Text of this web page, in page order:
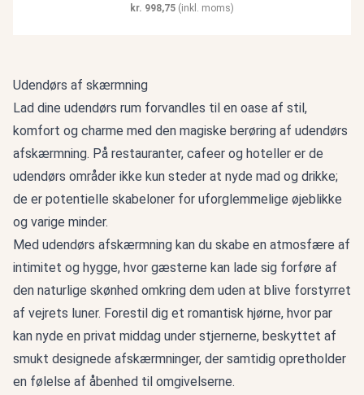
kr. 998,75 (inkl. moms)
Udendørs af skærmning
Lad dine udendørs rum forvandles til en oase af stil,
komfort og charme med den magiske berøring af udendørs
afskærmning. På restauranter, cafeer og hoteller er de
udendørs områder ikke kun steder at nyde mad og drikke;
de er potentielle skabeloner for uforglemmelige øjeblikke
og varige minder.
Med udendørs afskærmning kan du skabe en atmosfære af
intimitet og hygge, hvor gæsterne kan lade sig forføre af
den naturlige skønhed omkring dem uden at blive forstyrret
af vejrets luner. Forestil dig et romantisk hjørne, hvor par
kan nyde en privat middag under stjernerne, beskyttet af
smukt designede afskærmninger, der samtidig opretholder
en følelse af åbenhed til omgivelserne.